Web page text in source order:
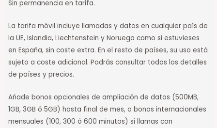
Sin permanencia en tarifa.
La tarifa móvil incluye llamadas y datos en cualquier país de
la UE, Islandia, Liechtenstein y Noruega como si estuvieses
en España, sin coste extra. En el resto de países, su uso está
sujeto a coste adicional. Podrás consultar todos los detalles
de países y precios.
Añade bonos opcionales de ampliación de datos (500MB,
1GB, 3GB ó 5GB) hasta final de mes, o bonos internacionales
mensuales (100, 300 ó 600 minutos) si llamas con